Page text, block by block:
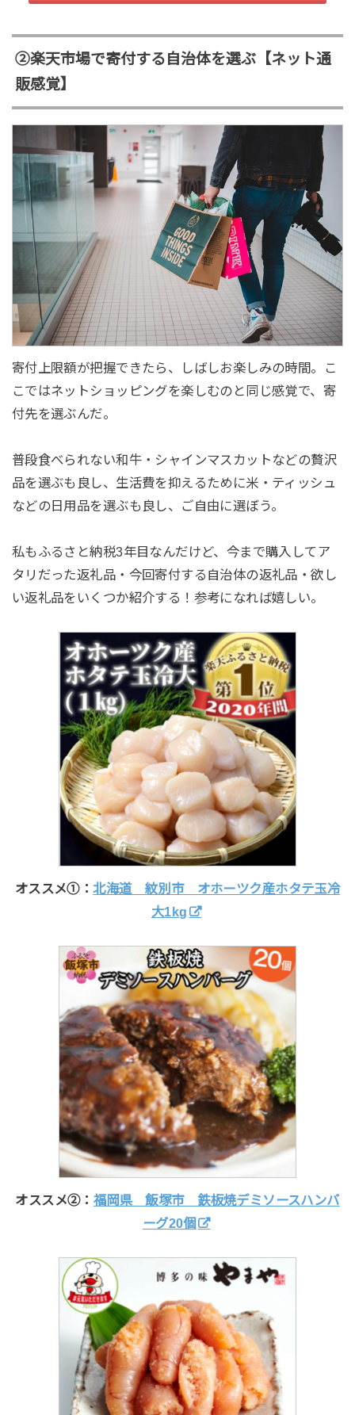
②楽天市場で寄付する自治体を選ぶ【ネット通
販感覚】
寄付上限額が把握できたら、しばしお楽しみの時間。こ
こではネットショッピングを楽しむのと同じ感覚で、寄
付先を選ぶんだ。
普段食べられない和牛・シャインマスカットなどの贅沢
品を選ぶも良し、生活費を抑えるために米・ティッシュ
などの日用品を選ぶも良し、ご自由に選ぼう。
私もふるさと納税3年目なんだけど、今まで購入してア
タリだった返礼品・今回寄付する自治体の返礼品・欲し
い返礼品をいくつか紹介する！参考になれば嬉しい。
オススメ①：北海道 紋別市 オホーツク産ホタテ玉冷
大1kg
オススメ②： 福岡県 飯塚市 鉄板焼デミソースハンバ
ーグ20個